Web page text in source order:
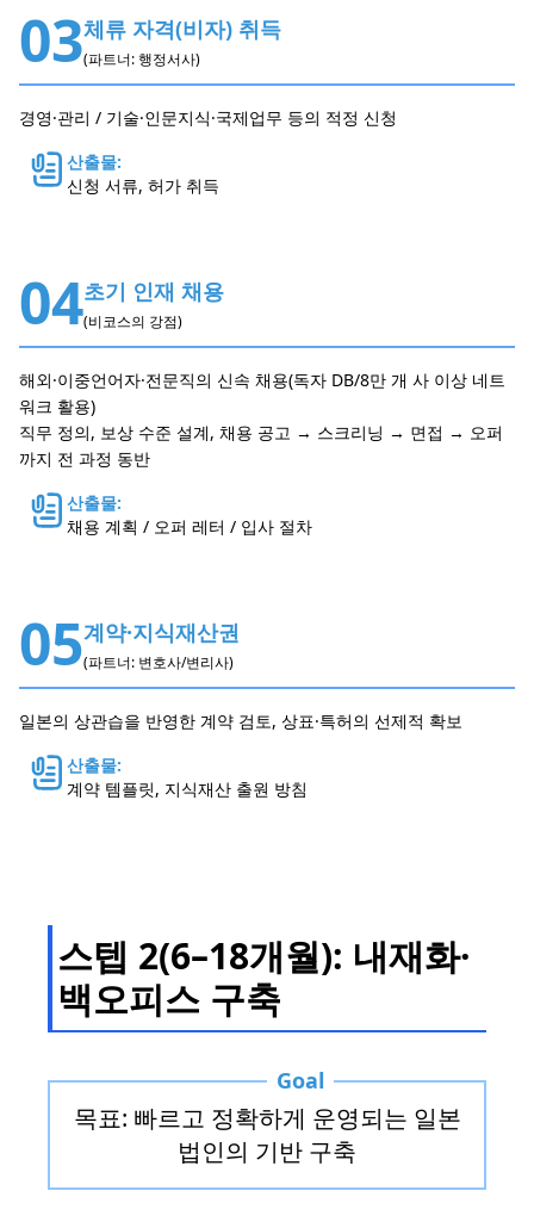
03체류 자격(비자) 취득
(파트너: 행정서사)
경영·관리 / 기술·인문지식·국제업무 등의 적정 신청
산출물:
신청 서류, 허가 취득
04초기 인재 채용
(비코스의 강점)
해외·이중언어자·전문직의 신속 채용(독자 DB/8만 개 사 이상 네트
워크 활용)
직무 정의, 보상 수준 설계, 채용 공고 → 스크리닝 → 면접 → 오퍼
까지 전 과정 동반
산출물:
채용 계획 / 오퍼 레터 / 입사 절차
05계약·지식재산권
(파트너: 변호사/변리사)
일본의 상관습을 반영한 계약 검토, 상표·특허의 선제적 확보
산출물:
계약 템플릿, 지식재산 출원 방침
스텝 2(6–18개월): 내재화·
백오피스 구축
Goal
목표: 빠르고 정확하게 운영되는 일본
법인의 기반 구축